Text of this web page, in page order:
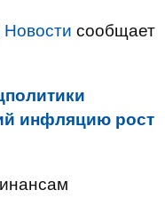
сообщает
инфляцию рост